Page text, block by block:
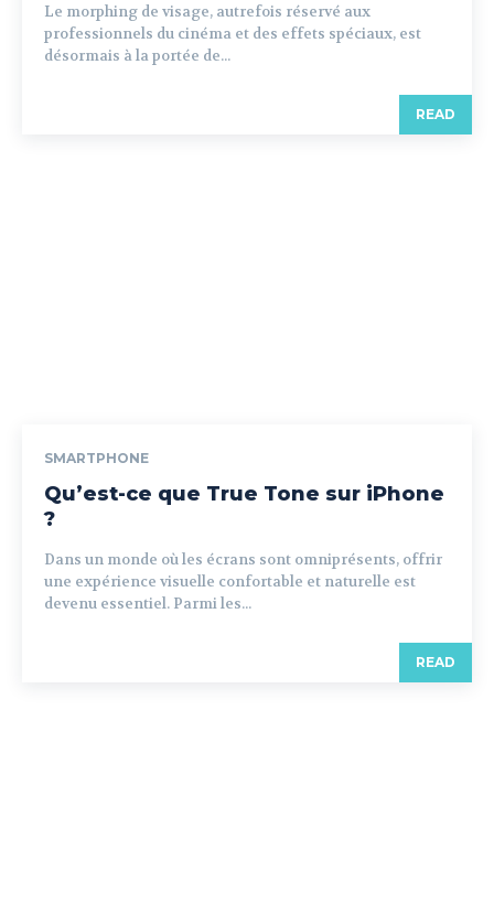
Le morphing de visage, autrefois réservé aux
professionnels du cinéma et des effets spéciaux, est
désormais à la portée de...
READ
SMARTPHONE
Qu’est-ce que True Tone sur iPhone
?
Dans un monde où les écrans sont omniprésents, offrir
une expérience visuelle confortable et naturelle est
devenu essentiel. Parmi les...
READ